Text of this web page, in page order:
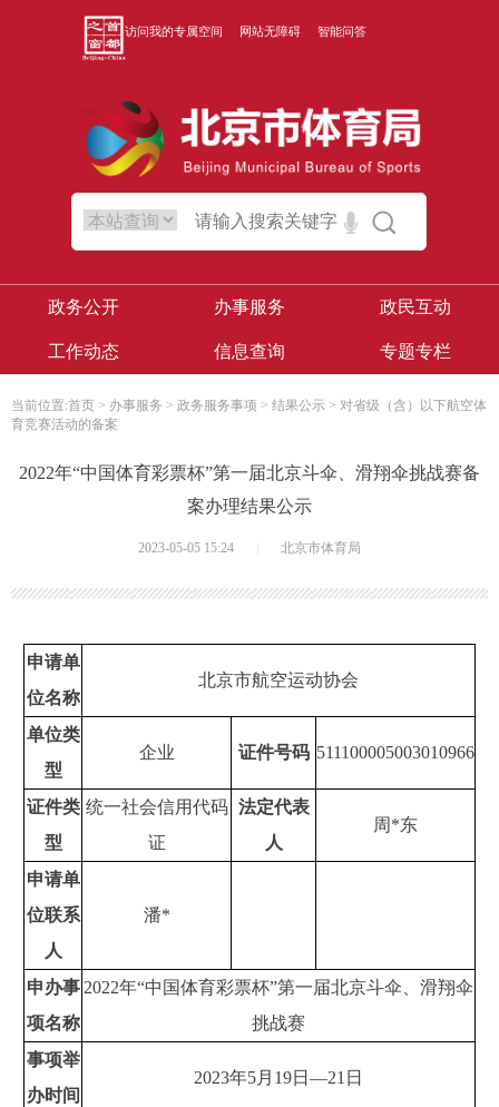
访问我的专属空间 网站无障碍 智能问答
政务公开 办事服务 政民互动
工作动态 信息查询 专题专栏
当前位置:首页 > 办事服务 > 政务服务事项 > 结果公示 > 对省级（含）以下航空体
育竞赛活动的备案
2022年“中国体育彩票杯”第一届北京斗伞、滑翔伞挑战赛备
案办理结果公示
2023-05-05 15:24 北京市体育局
申请单
位名称
北京市航空运动协会
单位类
型
企业 证件号码 511100005003010966
证件类
型
统一社会信用代码
证
法定代表
人
周*东
申请单
位联系
人
潘*
申办事
项名称
2022年“中国体育彩票杯”第一届北京斗伞、滑翔伞
挑战赛
事项举
办时间
2023年5月19日—21日